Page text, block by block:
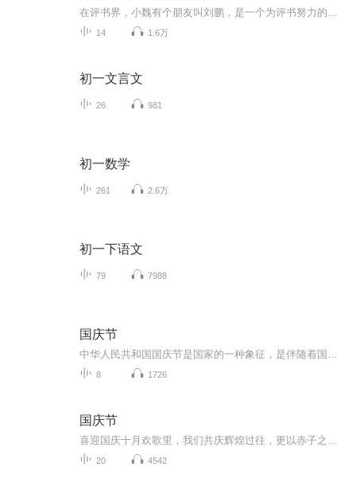
14 1.6万
初一文言文
26 981
初一数学
261 2.6万
初一下语文
79 7988
国庆节
8 1726
国庆节
20 4542